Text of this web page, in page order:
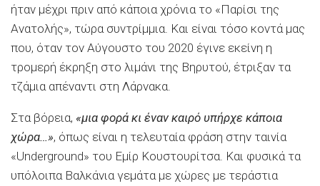
ήταν μέχρι πριν από κάποια χρόνια το «Παρίσι της
Ανατολής», τώρα συντρίμμια. Και είναι τόσο κοντά μας
που, όταν τον Αύγουστο του 2020 έγινε εκείνη η
τρομερή έκρηξη στο λιμάνι της Βηρυτού, έτριξαν τα
τζάμια απέναντι στη Λάρνακα.
Στα βόρεια, «μια φορά κι έναν καιρό υπήρχε κάποια
χώρα…», όπως είναι η τελευταία φράση στην ταινία
«Underground» του Εμίρ Κουστουρίτσα. Και φυσικά τα
υπόλοιπα Βαλκάνια γεμάτα με χώρες με τεράστια